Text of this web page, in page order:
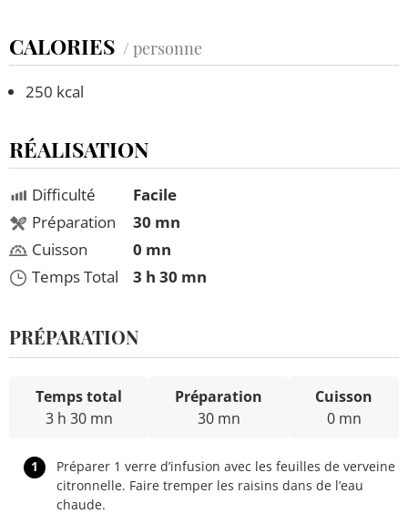
CALORIES / personne
250 kcal
RÉALISATION
Difficulté
Préparation
Cuisson
Temps Total
Facile
30 mn
0 mn
3 h 30 mn
PRÉPARATION
Temps total
3 h 30 mn
Préparation
30 mn
Cuisson
0 mn
1
Préparer 1 verre d’infusion avec les feuilles de verveine
citronnelle. Faire tremper les raisins dans de l’eau
chaude.